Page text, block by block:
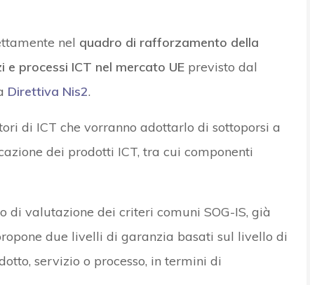
nel quadro di rafforzamento della
processi ICT nel mercato UEprevisto dal
Direttiva Nis2.
di ICT che vorranno adottarlo di sottoporsi a
dei prodotti ICT, tra cui componenti
di valutazione dei criteri comuni SOG-IS, già
due livelli di garanzia basati sul livello di
servizio o processo, in termini di